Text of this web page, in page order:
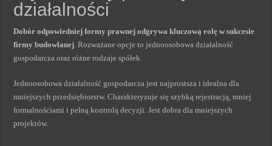
działalności
Dobór odpowiedniej formy prawnej odgrywa kluczową rolę w sukcesie
firmy budowlanej. Rozważane opcje to jednoosobowa działalność
gospodarcza oraz różne rodzaje spółek.
Jednoosobowa działalność gospodarcza jest najprostsza i idealna dla
mniejszych przedsiębiorstw. Charakteryzuje się szybką rejestracją, mniej
formalnościami i pełną kontrolą decyzji. Jest dobra dla mniejszych
projektów.